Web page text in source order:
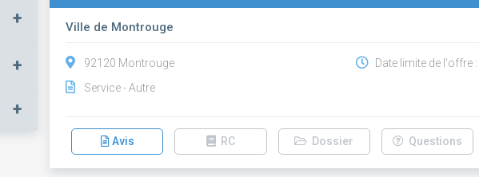
+
+
+
Ville de Montrouge
92120 Montrouge
Service - Autre
Date limite de l'offre :
Avis RC Dossier Questions